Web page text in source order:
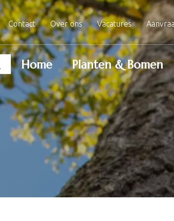
Contact Over ons Vacatures
Home Planten & Bomen